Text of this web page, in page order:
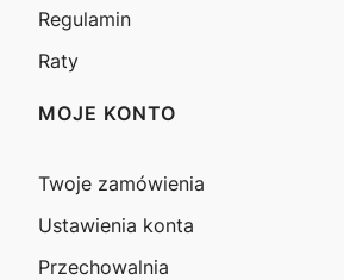
Regulamin
Raty
MOJE KONTO
Twoje zamówienia
Ustawienia konta
Przechowalnia